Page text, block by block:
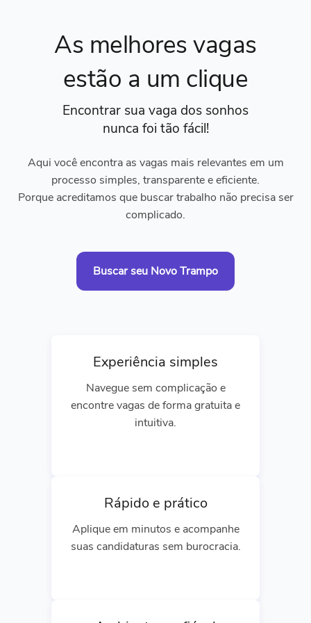
As melhores vagas
estão a um clique
Encontrar sua vaga dos sonhos
nunca foi tão fácil!
Aqui você encontra as vagas mais relevantes em um
processo simples, transparente e eficiente.
Porque acreditamos que buscar trabalho não precisa ser
complicado.
Buscar seu Novo Trampo
Experiência simples
Navegue sem complicação e
encontre vagas de forma gratuita e
intuitiva.
Rápido e prático
Aplique em minutos e acompanhe
suas candidaturas sem burocracia.